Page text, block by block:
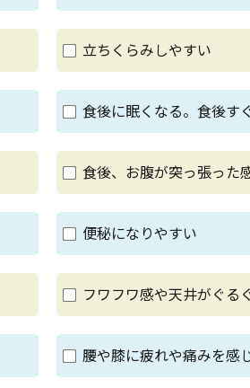
立ちくらみしやすい
食後に眠くなる。食後す
食後、お腹が突っ張った
便秘になりやすい
フワフワ感や天井がぐる
腰や膝に疲れや痛みを感